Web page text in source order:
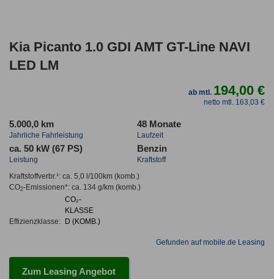
Kia Picanto 1.0 GDI AMT GT-Line NAVI
LED LM
ab mtl. 194,00 €
netto mtl. 163,03 €
5.000,0 km
Jahrliche Fahrleistung
48 Monate
Laufzeit
ca. 50 kW (67 PS)
Leistung
Benzin
Kraftstoff
Kraftstoffverbr.¹: ca. 5,0 l/100km(komb.)
CO2-Emissionen*: ca. 134 g/km(komb.)
Effizienzklasse:
CO₂-
KLASSE
D (KOMB.)
Gefunden auf mobile.de Leasing
Zum Leasing Angebot